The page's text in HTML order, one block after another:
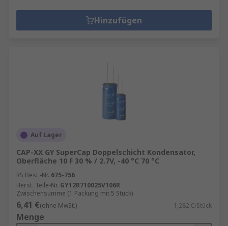
Hinzufügen
Auf Lager
CAP-XX GY SuperCap Doppelschicht Kondensator,
Oberfläche 10 F 30 % / 2.7V, -40 °C 70 °C
RS Best.-Nr. 675-756
Herst. Teile-Nr. GY12R710025V106R
Zwischensumme (1 Packung mit 5 Stück)
6,41 €(ohne MwSt.) 1,282 €/Stück
Menge